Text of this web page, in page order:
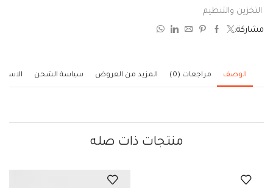
التخزين والتنظيم
مشاركة:
الوصف مراجعات (0) المزيد من العروض سياسة الشحن
منتجات ذات صله